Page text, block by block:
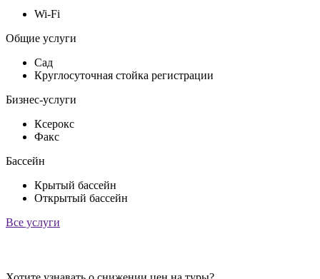
Wi-Fi
Общие услуги
Сад
Круглосуточная стойка регистрации
Бизнес-услуги
Ксерокс
Факс
Бассейн
Крытый бассейн
Открытый бассейн
Все услуги